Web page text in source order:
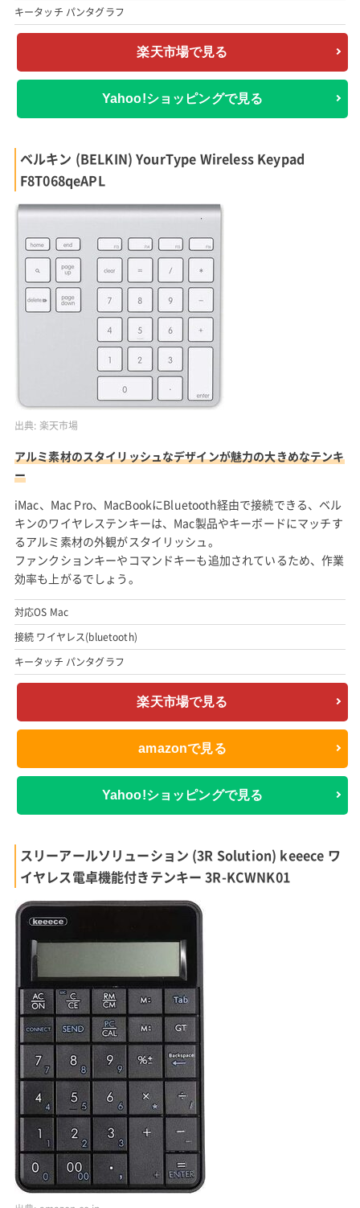
キータッチ パンタグラフ
楽天市場で見る
Yahoo!ショッピングで見る
ベルキン (BELKIN) YourType Wireless Keypad
F8T068qeAPL
出典: 楽天市場
アルミ素材のスタイリッシュなデザインが魅力の大きめなテンキ
ー
iMac、Mac Pro、MacBookにBluetooth経由で接続できる、ベル
キンのワイヤレステンキーは、Mac製品やキーボードにマッチす
るアルミ素材の外観がスタイリッシュ。
ファンクションキーやコマンドキーも追加されているため、作業
効率も上がるでしょう。
対応OS Mac
接続 ワイヤレス(bluetooth)
キータッチ パンタグラフ
楽天市場で見る
amazonで見る
Yahoo!ショッピングで見る
スリーアールソリューション (3R Solution) keeece ワ
イヤレス電卓機能付きテンキー 3R-KCWNK01